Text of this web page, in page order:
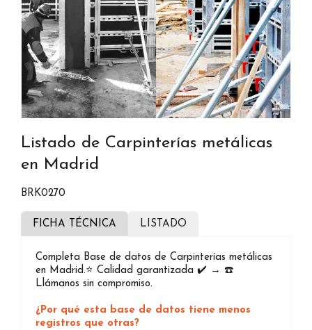
Listado de Carpinterías metálicas
en Madrid
BRK0270
FICHA TÉCNICA LISTADO
Completa Base de datos de Carpinterías metálicas
en Madrid.⭐️ Calidad garantizada ✔️ → ☎️
Llámanos sin compromiso.
¿Por qué esta base de datos tiene menos
registros que otras?